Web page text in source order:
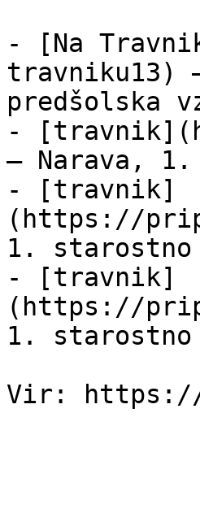
- [Na
travniku13)
predšolska
-
— Narava,
- [travnik]
(https://
1. starostno
- [travnik]
(https://
1. starostno